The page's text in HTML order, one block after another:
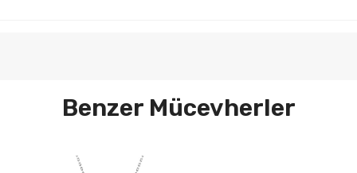
Benzer Mücevherler